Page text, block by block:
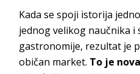
Kada se spoji istorija
jednog velikog naučnika i
gastronomije, rezultat je
običan market. To je